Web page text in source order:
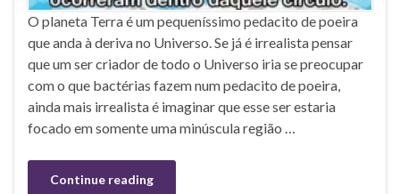
O planeta Terra é um pequeníssimo pedacito de poeira
que anda à deriva no Universo. Se já é irrealista pensar
que um ser criador de todo o Universo iria se preocupar
com o que bactérias fazem num pedacito de poeira,
ainda mais irrealista é imaginar que esse ser estaria
focado em somente uma minúscula região …
Continue reading